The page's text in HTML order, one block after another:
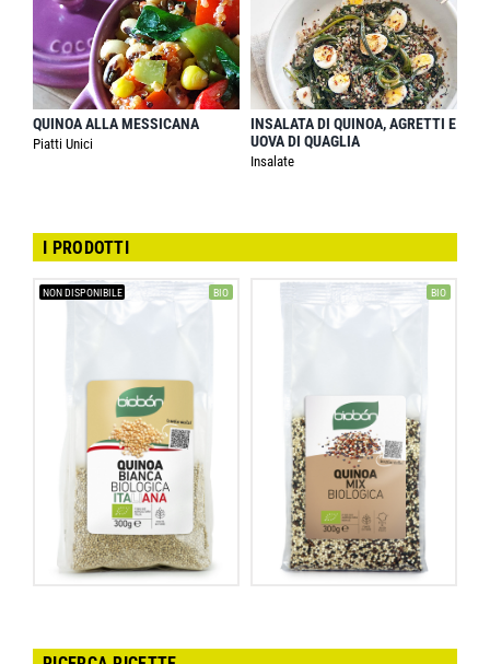
QUINOA ALLA MESSICANA
Piatti Unici
INSALATA DI QUINOA, AGRETTI E
UOVA DI QUAGLIA
Insalate
I PRODOTTI
NON DISPONIBILE BIO BIO